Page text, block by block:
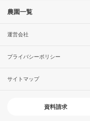
農園一覧
運営会社
プライバシーポリシー
サイトマップ
資料請求